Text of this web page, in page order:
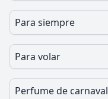
Para siempre
Para volar
Perfume de carnaval